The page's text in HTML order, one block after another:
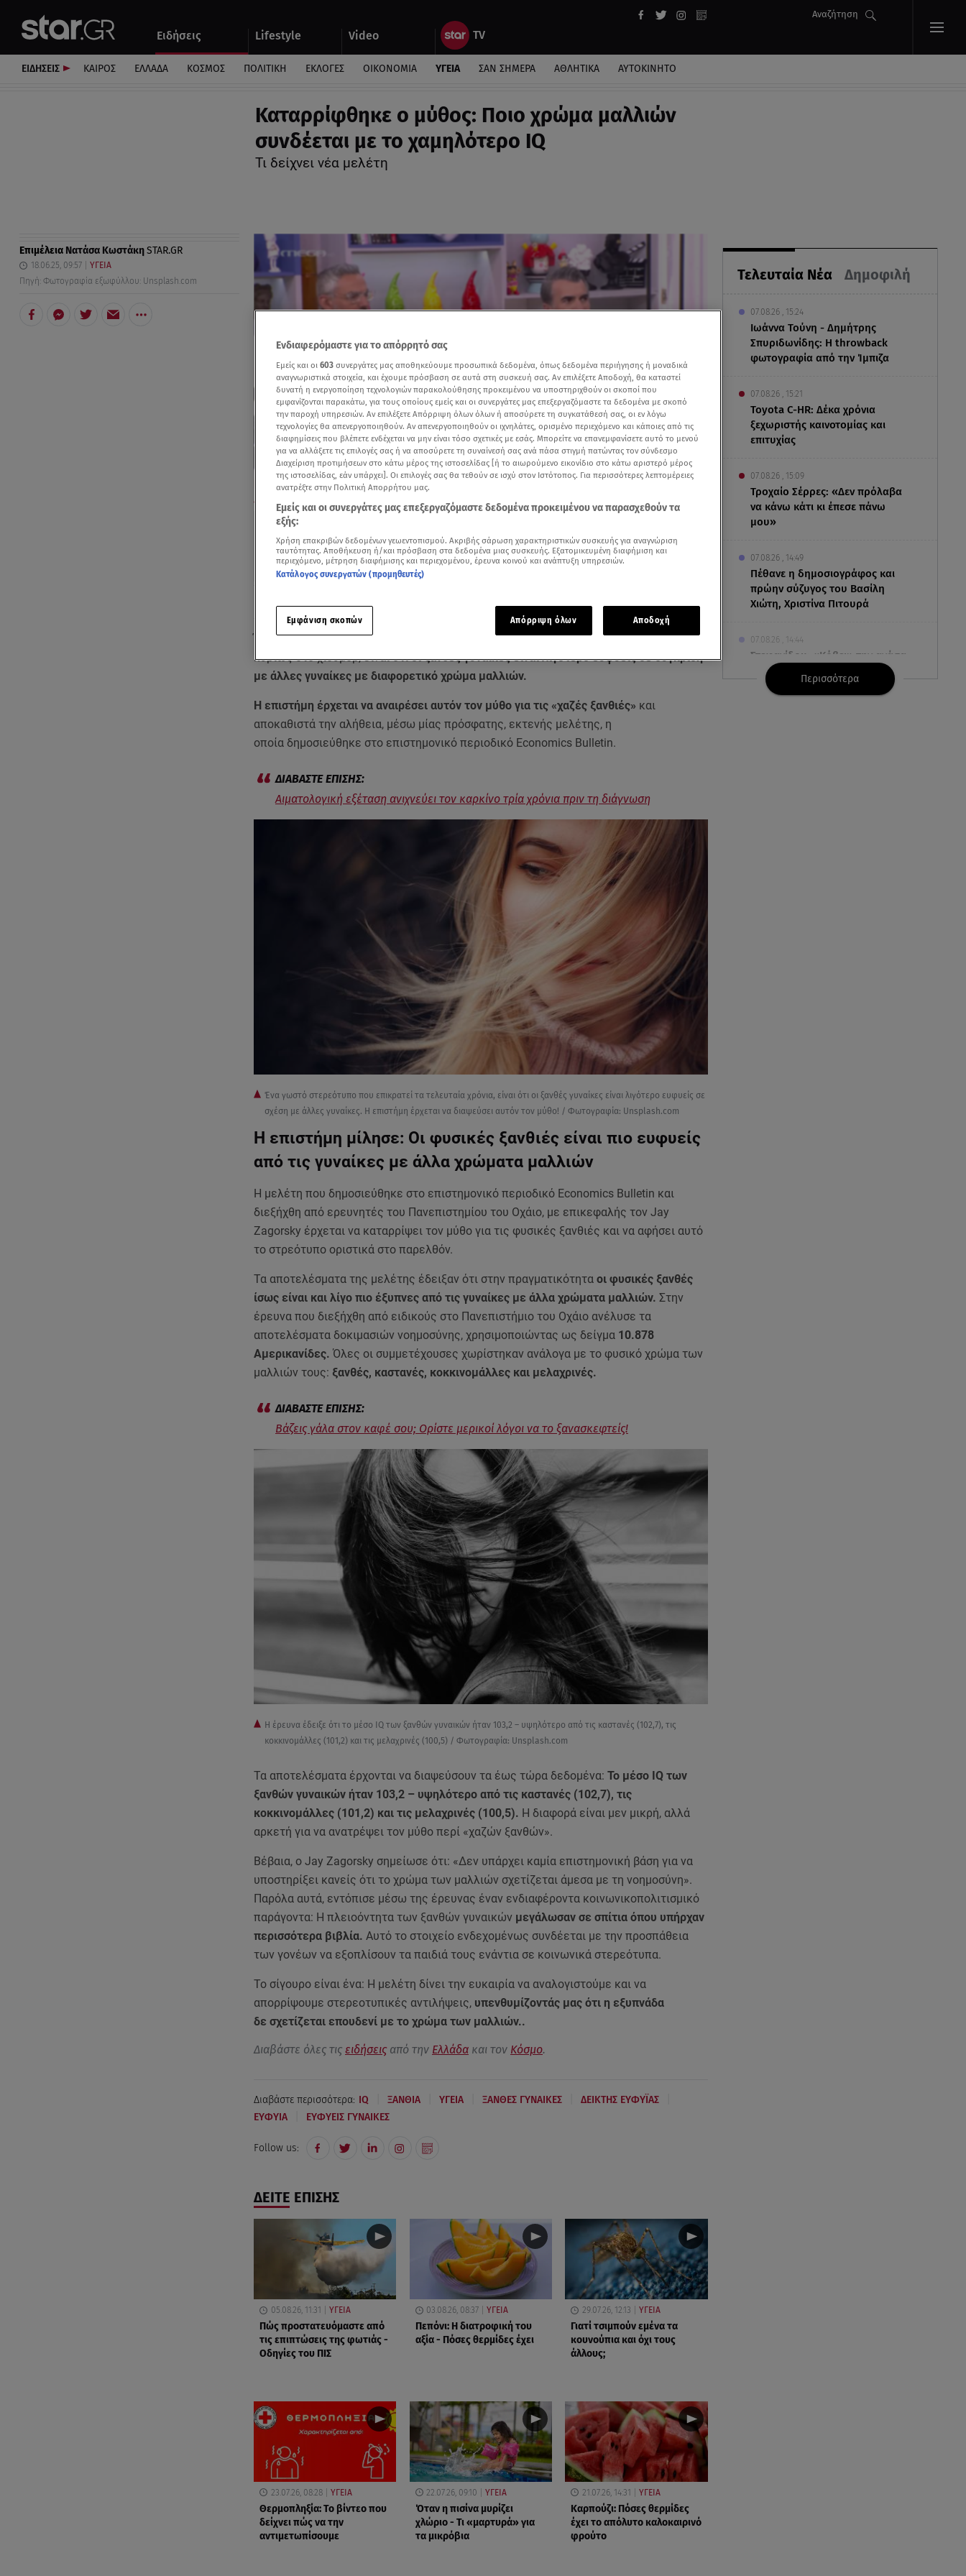
Ειδήσεις Lifestyle Video
Αναζήτηση
Αυτοκίνητο
ΕΙΔΗΣΕΙΣ ΚΑΙΡΟΣ ΕΛΛΑΔΑ ΚΟΣΜΟΣ ΠΟΛΙΤΙΚΗ ΕΚΛΟΓΕΣ ΟΙΚΟΝΟΜΙΑ ΥΓΕΙΑ ΣΑΝ ΣΗΜΕΡΑ ΑΘΛΗΤΙΚΑ ΑΥΤΟΚΙΝΗΤΟ
Καταρρίφθηκε ο μύθος: Ποιο χρώμα μαλλιών
συνδέεται με το χαμηλότερο IQ
Τι δείχνει νέα μελέτη
Τελευταία Νέα Δημοφιλή
07.08.26 , 15:24
Ιωάννα Τούνη - Δημήτρης
Σπυριδωνίδης: Η throwback
φωτογραφία από την Ίμπιζα
07.08.26 , 15:21
Toyota C-HR: Δέκα χρόνια
ξεχωριστής καινοτομίας και
επιτυχίας
07.08.26 , 15:09
Τροχαίο Σέρρες: «Δεν πρόλαβα
να κάνω κάτι κι έπεσε πάνω
μου»
07.08.26 , 14:49
Πέθανε η δημοσιογράφος και
πρώην σύζυγος του Βασίλη
Χιώτη, Χριστίνα Πιτουρά
07.08.26 , 14:44
Στεφανίδου: «Κόβει» την ανάσα
με το σώμα της - Οι πόζες με
μαγιό
Περισσότερα
Επιμέλεια Νατάσα ΚωστάκηSTAR.GR
18.06.25, 09:57
ΥΓΕΙΑ
Πηγή: Φωτογραφία εξωφύλλου: Unsplash.com
Add star.gr on Google
Ένα από τα πιο γνωστά στερεότυπα που επικρατεί τα τελευταία χρόνια, βασισμένο
κυρίως στο χιούμορ, είναι ότιοι ξανθές γυναίκες είναι λιγότερο ευφυείς σε σύγκριση
με άλλες γυναίκες με διαφορετικό χρώμα μαλλιών.
Η επιστήμη έρχεται να αναιρέσει αυτόν τον μύθο για τις «χαζές ξανθιές» και
αποκαθιστά την αλήθεια, μέσω μίας πρόσφατης, εκτενής μελέτης, η
οποία δημοσιεύθηκε στο επιστημονικό περιοδικό Economics Bulletin.
Αιματολογική εξέταση ανιχνεύει τον καρκίνο τρία χρόνια πριν τη διάγνωση
Ένα γωστό στερεότυπο που επικρατεί τα τελευταία χρόνια, είναι ότι οι ξανθές γυναίκες είναι λιγότερο ευφυείς σε
σχέση με άλλες γυναίκες. Η επιστήμη έρχεται να διαψεύσει αυτόν τον μύθο! / Φωτογραφία: Unsplash.com
Η επιστήμη μίλησε: Οι φυσικές ξανθιές είναι πιο ευφυείς
από τις γυναίκες με άλλα χρώματα μαλλιών
Η μελέτη που δημοσιεύθηκε στο επιστημονικό περιοδικό Economics Bulletin και
διεξήχθη από ερευνητές του Πανεπιστημίου του Οχάιο, με επικεφαλής τον Jay
Zagorsky έρχεται να καταρρίψει τον μύθο για τις φυσικές ξανθιές και να αφήσει αυτό
το στρεότυπο οριστικά στο παρελθόν.
Τα αποτελέσματα της μελέτης έδειξαν ότι στην πραγματικότηταοι φυσικές ξανθές
ίσως είναι και λίγο πιο έξυπνες από τις γυναίκες με άλλα χρώματα μαλλιών. Στην
έρευνα που διεξήχθη από ειδικούς στο Πανεπιστήμιο του Οχάιο ανέλυσε τα
αποτελέσματα δοκιμασιών νοημοσύνης, χρησιμοποιώντας ως δείγμα10.878
Αμερικανίδες. Όλες οι συμμετέχουσες χωρίστηκαν ανάλογα με το φυσικό χρώμα των
μαλλιών τους: ξανθές, καστανές, κοκκινομάλλες και μελαχρινές.
Βάζεις γάλα στον καφέ σου; Ορίστε μερικοί λόγοι να το ξανασκεφτείς!
H έρευνα έδειξε ότι το μέσο IQ των ξανθών γυναικών ήταν 103,2 – υψηλότερο από τις καστανές (102,7), τις
κοκκινομάλλες (101,2) και τις μελαχρινές (100,5) / Φωτογραφία: Unsplash.com
Τα αποτελέσματα έρχονται να διαψεύσουν τα έως τώρα δεδομένα: Το μέσο IQ των
ξανθών γυναικών ήταν 103,2 – υψηλότερο από τις καστανές (102,7), τις
κοκκινομάλλες (101,2) και τις μελαχρινές (100,5). Η διαφορά είναι μεν μικρή, αλλά
αρκετή για να ανατρέψει τον μύθο περί «χαζών ξανθών».
Βέβαια, ο Jay Zagorsky σημείωσε ότι: «Δεν υπάρχει καμία επιστημονική βάση για να
υποστηρίξει κανείς ότι το χρώμα των μαλλιών σχετίζεται άμεσα με τη νοημοσύνη».
Παρόλα αυτά, εντόπισε μέσω της έρευνας έναν ενδιαφέροντα κοινωνικοπολιτισμικό
παράγοντα: Η πλειοόντητα των ξανθών γυναικών μεγάλωσαν σε σπίτια όπου υπήρχαν
περισσότερα βιβλία. Αυτό το στοιχείο ενδεχομένως συνδέεται με την προσπάθεια
των γονέων να εξοπλίσουν τα παιδιά τους ενάντια σε κοινωνικά στερεότυπα.
Το σίγουρο είναι ένα: Η μελέτη δίνει την ευκαιρία να αναλογιστούμε και να
απορρίψουμε στερεοτυπικές αντιλήψεις, υπενθυμίζοντάς μας ότι η εξυπνάδα
δε σχετίζεται επουδενί με το χρώμα των μαλλιών..
Διαβάστε όλες τις ειδήσειςαπό την Ελλάδακαι τον Κόσμο.
Διαβάστε περισσότερα: IQ ΞΑΝΘΙΑ ΥΓΕΙΑ ΞΑΝΘΕΣ ΓΥΝΑΙΚΕΣ ΔΕΙΚΤΗΣ ΕΥΦΥΪΑΣ
ΕΥΦΥΙΑ ΕΥΦΥΕΙΣ ΓΥΝΑΙΚΕΣ
Follow us:
ΔΕΙΤΕ ΕΠΙΣΗΣ
05.08.26, 11:31 ΥΓΕΙΑ
Πώς προστατευόμαστε από
τις επιπτώσεις της φωτιάς -
Οδηγίες του ΠΙΣ
03.08.26, 08:37 ΥΓΕΙΑ
Πεπόνι: Η διατροφική του
αξία - Πόσες θερμίδες έχει
29.07.26, 12:13 ΥΓΕΙΑ
Γιατί τσιμπούν εμένα τα
κουνούπια και όχι τους
άλλους;
23.07.26, 08:28 ΥΓΕΙΑ
Θερμοπληξία: Το βίντεο που
δείχνει πώς να την
αντιμετωπίσουμε
22.07.26, 09:10 ΥΓΕΙΑ
Όταν η πισίνα μυρίζει
χλώριο - Τι «μαρτυρά» για
τα μικρόβια
21.07.26, 14:31 ΥΓΕΙΑ
Καρπούζι: Πόσες θερμίδες
έχει το απόλυτο καλοκαιρινό
φρούτο
Ενδιαφερόμαστε για το απόρρητό σας
Εμείς και οι 603 συνεργάτες μας αποθηκεύουμε προσωπικά δεδομένα, όπως δεδομένα περιήγησης ή μοναδικά
αναγνωριστικά στοιχεία, και έχουμε πρόσβαση σε αυτά στη συσκευή σας. Αν επιλέξετε Αποδοχή, θα καταστεί
δυνατή η ενεργοποίηση τεχνολογιών παρακολούθησης προκειμένου να υποστηριχθούν οι σκοποί που
εμφανίζονται παρακάτω, για τους οποίους εμείς και οι συνεργάτες μας επεξεργαζόμαστε τα δεδομένα με σκοπό
την παροχή υπηρεσιών. Αν επιλέξετε Απόρριψη όλων όλων ή αποσύρετε τη συγκατάθεσή σας, οι εν λόγω
τεχνολογίες θα απενεργοποιηθούν. Αν απενεργοποιηθούν οι ιχνηλάτες, ορισμένο περιεχόμενο και κάποιες από τις
διαφημίσεις που βλέπετε ενδέχεται να μην είναι τόσο σχετικές με εσάς. Μπορείτε να επανεμφανίσετε αυτό το μενού
για να αλλάξετε τις επιλογές σας ή να αποσύρετε τη συναίνεσή σας ανά πάσα στιγμή πατώντας τον σύνδεσμο
Διαχείριση προτιμήσεων στο κάτω μέρος της ιστοσελίδας [ή το αιωρούμενο εικονίδιο στο κάτω αριστερό μέρος
της ιστοσελίδας, εάν υπάρχει]. Οι επιλογές σας θα τεθούν σε ισχύ στον Ιστότοπος. Για περισσότερες λεπτομέρειες
ανατρέξτε στην Πολιτική Απορρήτου μας.
Εμείς και οι συνεργάτες μας επεξεργαζόμαστε δεδομένα προκειμένου να παρασχεθούν τα
εξής:
Χρήση επακριβών δεδομένων γεωεντοπισμού. Ακριβής σάρωση χαρακτηριστικών συσκευής για αναγνώριση
ταυτότητας. Αποθήκευση ή/και πρόσβαση στα δεδομένα μιας συσκευής. Εξατομικευμένη διαφήμιση και
περιεχόμενο, μέτρηση διαφήμισης και περιεχομένου, έρευνα κοινού και ανάπτυξη υπηρεσιών.
Κατάλογος συνεργατών (προμηθευτές)
Εμφάνιση σκοπών Απόρριψη όλων Αποδοχή